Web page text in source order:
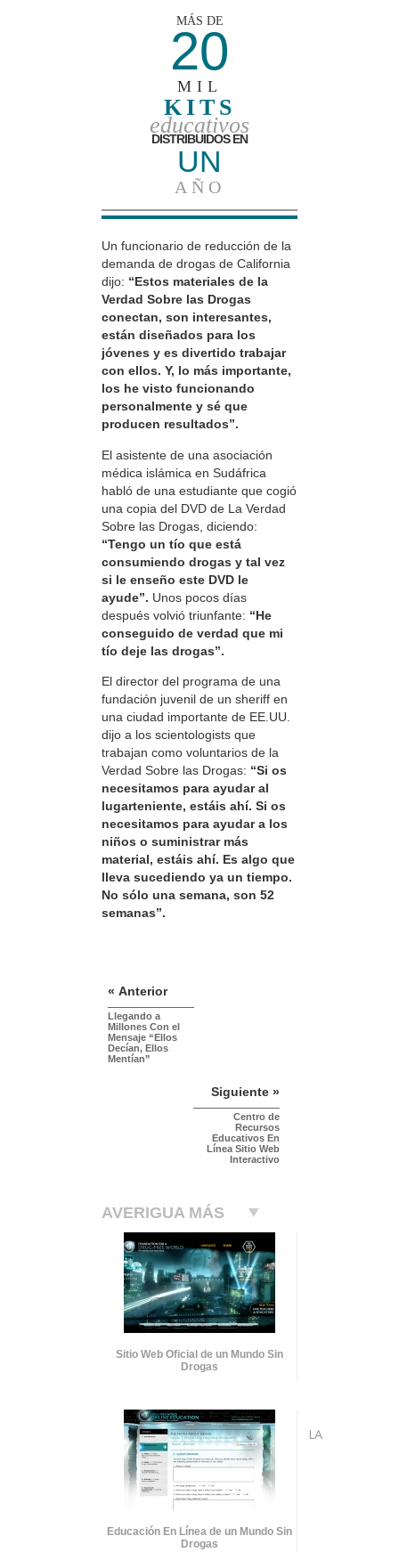
MÁS DE
20
MIL
KITS
educativos
DISTRIBUIDOS EN
UN
AÑO
Un funcionario de reducción de la
demanda de drogas de California
dijo: “Estos materiales de la
Verdad Sobre las Drogas
conectan, son interesantes,
están diseñados para los
jóvenes y es divertido trabajar
con ellos. Y, lo más importante,
los he visto funcionando
personalmente y sé que
producen resultados”.
El asistente de una asociación
médica islámica en Sudáfrica
habló de una estudiante que cogió
una copia del DVD de La Verdad
Sobre las Drogas, diciendo:
“Tengo un tío que está
consumiendo drogas y tal vez
si le enseño este DVD le
ayude”. Unos pocos días
después volvió triunfante: “He
conseguido de verdad que mi
tío deje las drogas”.
El director del programa de una
fundación juvenil de un sheriff en
una ciudad importante de EE.UU.
dijo a los scientologists que
trabajan como voluntarios de la
Verdad Sobre las Drogas: “Si os
necesitamos para ayudar al
lugarteniente, estáis ahí. Si os
necesitamos para ayudar a los
niños o suministrar más
material, estáis ahí. Es algo que
lleva sucediendo ya un tiempo.
No sólo una semana, son 52
semanas”.
« Anterior
Llegando a
Millones Con el
Mensaje “Ellos
Decían, Ellos
Mentían”
Siguiente »
Centro de
Recursos
Educativos En
Línea Sitio Web
Interactivo
AVERIGUA MÁS
Sitio Web Oficial de un Mundo Sin
Drogas
Educación En Línea de un Mundo Sin
Drogas
LA